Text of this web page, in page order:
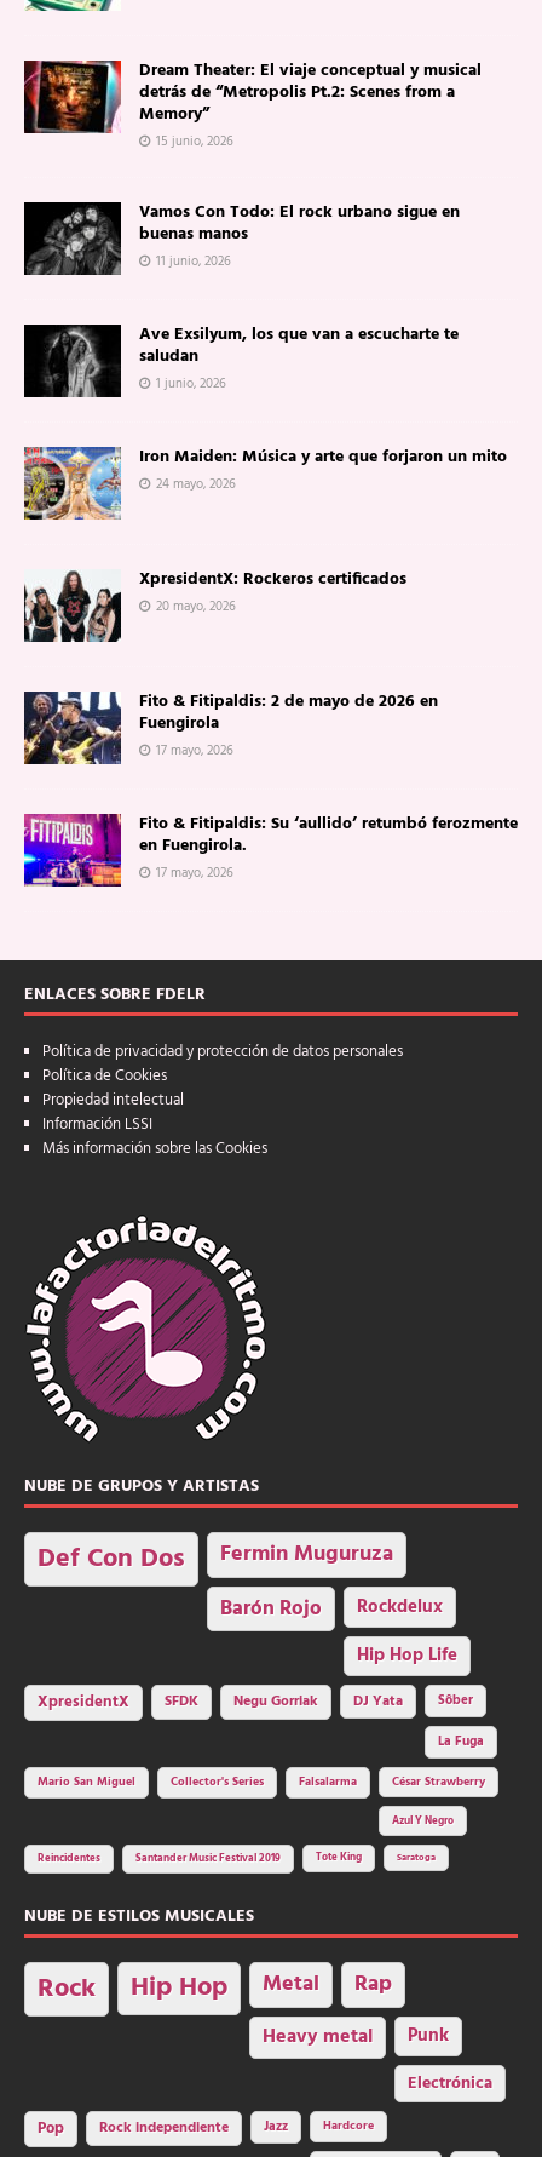
Dream Theater: El viaje conceptual y musical
detrás de “Metropolis Pt.2: Scenes from a
Memory”
15 junio, 2026
Vamos Con Todo: El rock urbano sigue en
buenas manos
11 junio, 2026
Ave Exsilyum, los que van a escucharte te
saludan
1 junio, 2026
Iron Maiden: Música y arte que forjaron un mito
24 mayo, 2026
XpresidentX: Rockeros certificados
20 mayo, 2026
Fito & Fitipaldis: 2 de mayo de 2026 en
Fuengirola
17 mayo, 2026
Fito & Fitipaldis: Su ‘aullido’ retumbó ferozmente
en Fuengirola.
17 mayo, 2026
ENLACES SOBRE FDELR
Política de privacidad y protección de datos personales
Política de Cookies
Propiedad intelectual
Información LSSI
Más información sobre las Cookies
NUBE DE GRUPOS Y ARTISTAS
Def Con Dos Fermin Muguruza
Barón Rojo Rockdelux
Hip Hop Life
XpresidentX SFDK Negu Gorriak DJ Yata
Sôber
La Fuga
Mario San Miguel
Collector's Series Falsalarma César Strawberry
Azul Y Negro
Reincidentes Santander Music Festival 2019 Tote King Saratoga
NUBE DE ESTILOS MUSICALES
Rock Hip Hop Metal Rap
Heavy metal Punk
Electrónica
Pop Rock independiente Jazz Hardcore